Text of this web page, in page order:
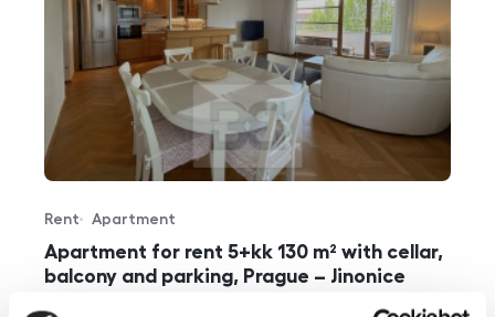
Apartment for rent 5+kk 130 m² with cellar,
balcony and parking, Prague – Jinonice
Offer type
Rent
Property type
Apartment